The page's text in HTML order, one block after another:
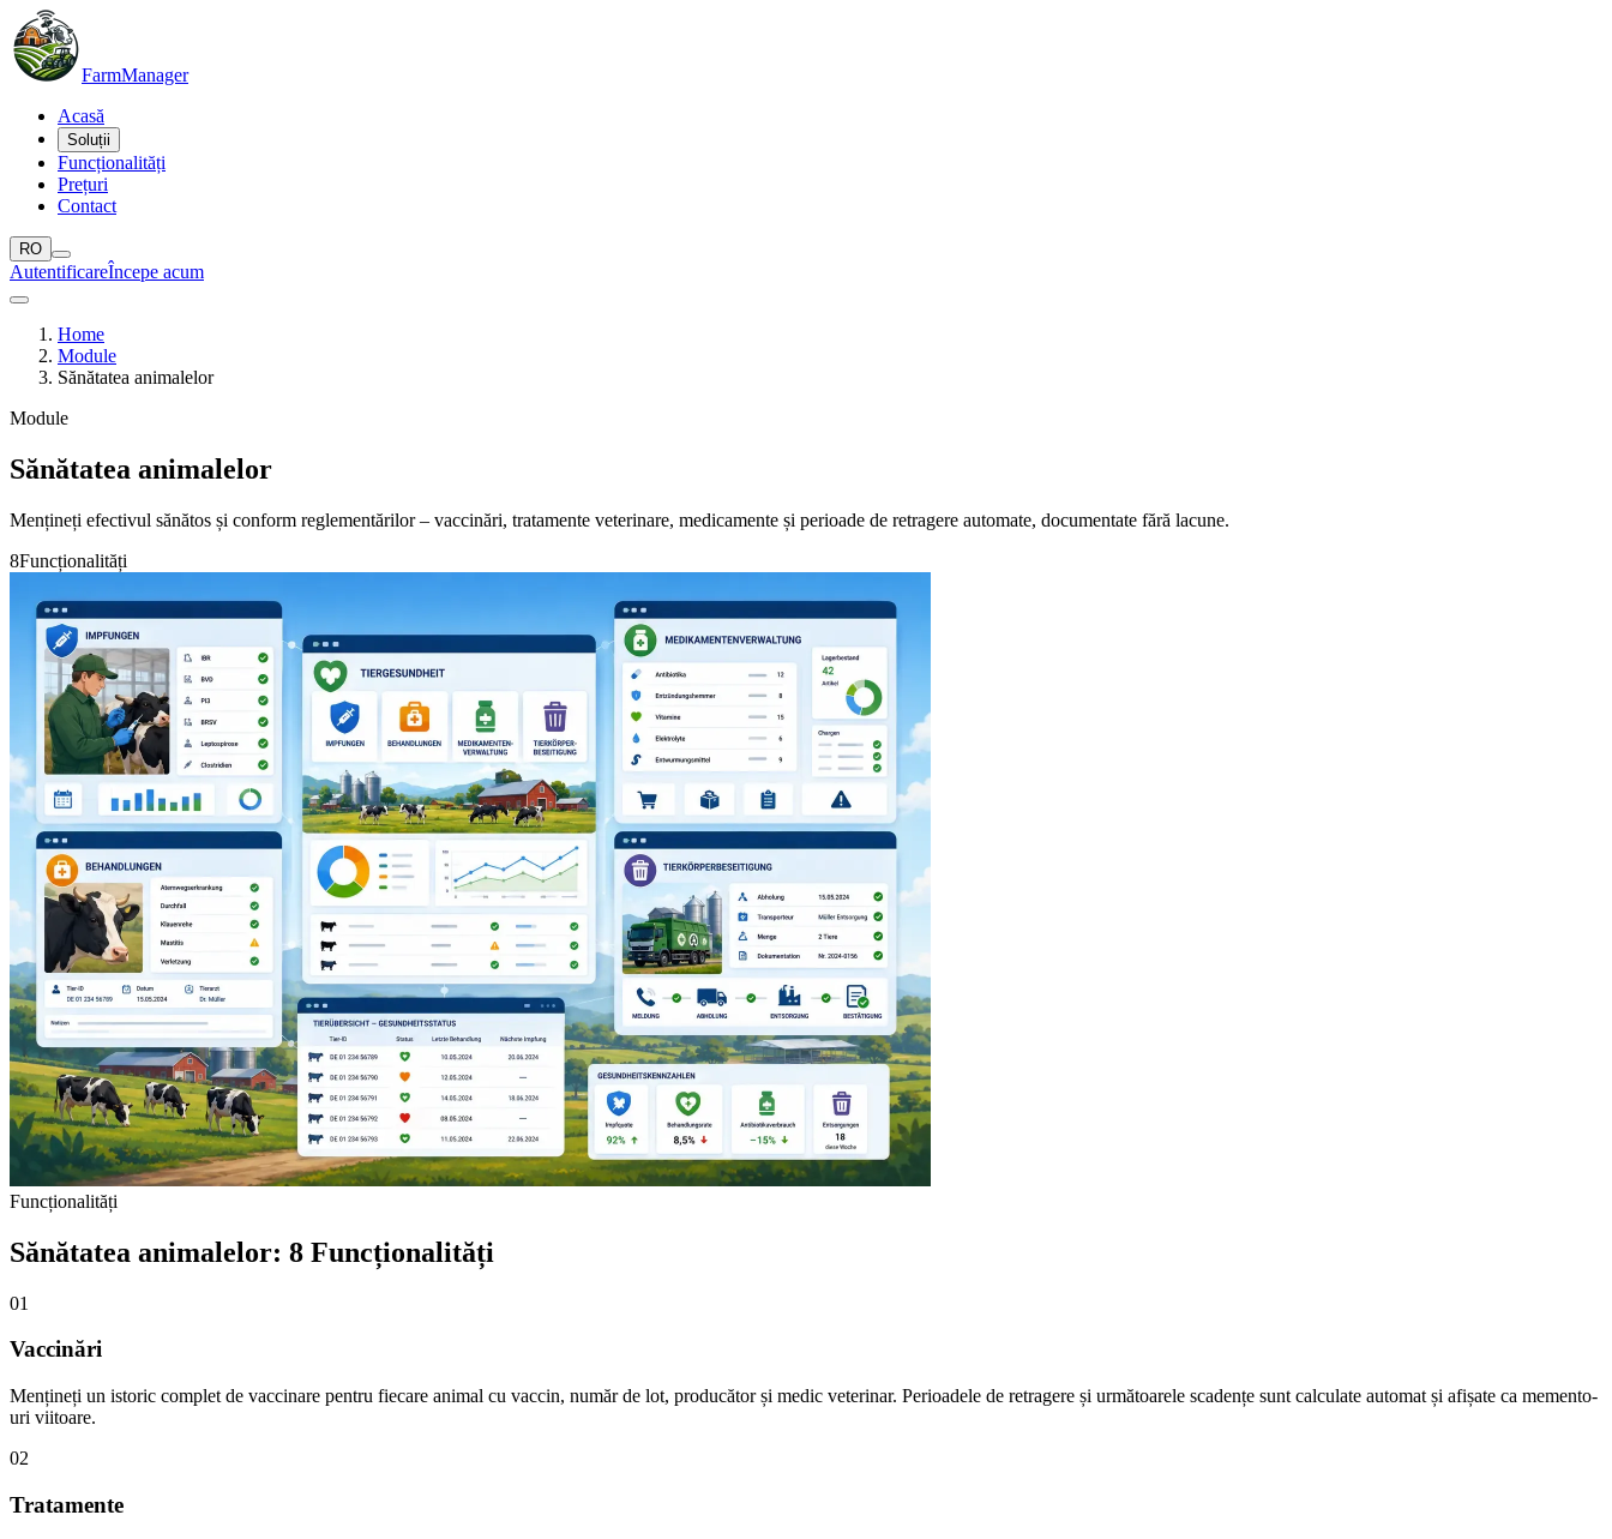
FarmManager
Acasă
Soluții
Funcționalități
Prețuri
Contact
RO
AutentificareÎncepe acum
Home
Module
Sănătatea animalelor
Module
Sănătatea animalelor
Mențineți efectivul sănătos și conform reglementărilor – vaccinări, tratamente veterinare, medicamente și perioade de retragere automate, documentate fără lacune.
8Funcționalități
Funcționalități
Sănătatea animalelor: 8 Funcționalități
01
Vaccinări
Mențineți un istoric complet de vaccinare pentru fiecare animal cu vaccin, număr de lot, producător și medic veterinar. Perioadele de retragere și următoarele scadențe sunt calculate automat și afișate ca memento-
uri viitoare.
02
Tratamente